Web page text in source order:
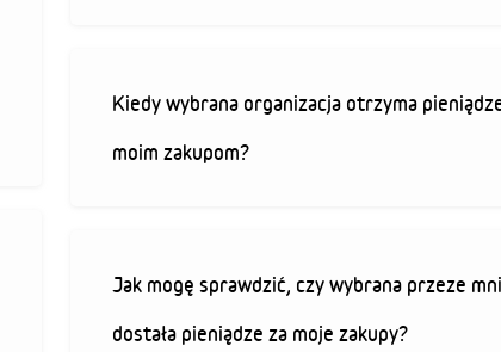
Kiedy wybrana organizacja otrzyma
moim zakupom?
Jak mogę sprawdzić, czy wybrana przeze
dostała pieniądze za moje zakupy?